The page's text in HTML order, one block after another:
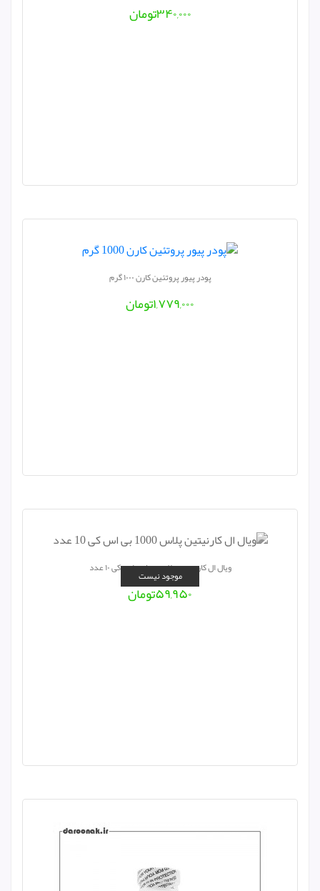
۳۴۰,۰۰۰تومان
پودر پیور پروتئین کارن ۱۰۰۰ گرم
۱,۷۷۹,۰۰۰تومان
موجود نیست
ویال ال کارنیتین پلاس ۱۰۰۰ بی اس کی ۱۰ عدد
۵۹,۹۵۰تومان